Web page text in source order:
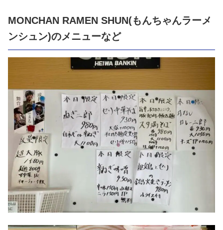
MONCHAN RAMEN SHUN(もんちゃんラーメ
ンシュン)のメニューなど